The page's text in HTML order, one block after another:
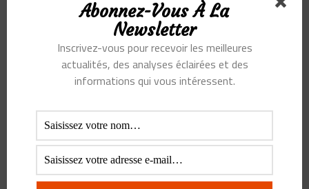
Podcast
SUJETS
Alibaba Alihealth Alipay ant
Ant Group
Abonnez-Vous À La
Newsletter
Inscrivez-vous pour recevoir les meilleures
actualités, des analyses éclairées et des
informations qui vous intéressent.